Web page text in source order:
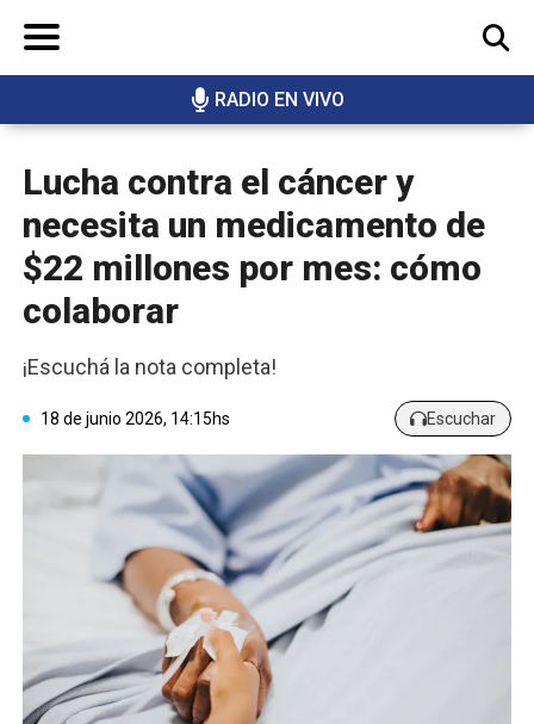
RADIO EN VIVO
BUSCAR
Lucha contra el cáncer y
necesita un medicamento de
$22 millones por mes: cómo
colaborar
¡Escuchá la nota completa!
18 de junio 2026, 14:15hs Escuchar